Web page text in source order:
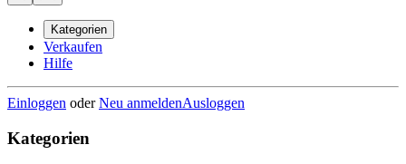
Kategorien
Verkaufen
Hilfe
Einloggen oderNeu anmeldenAusloggen
Kategorien